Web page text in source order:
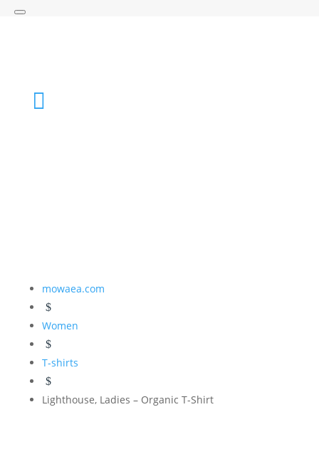

mowaea.com
$
Women
$
T-shirts
$
Lighthouse, Ladies – Organic T-Shirt